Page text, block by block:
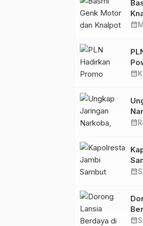
calendar_month
calendar_month
calendar_month
calendar_month
calendar_month